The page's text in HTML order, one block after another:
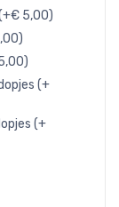
5,00)
(+
(+